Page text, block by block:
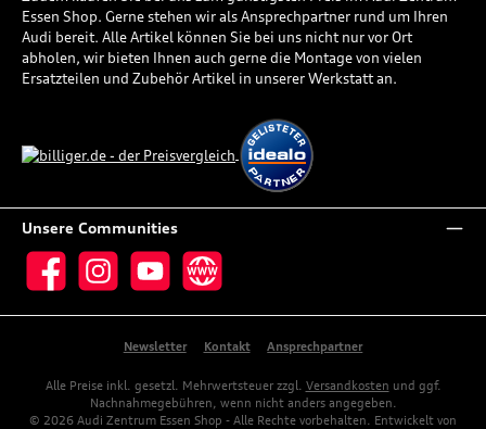
Essen Shop. Gerne stehen wir als Ansprechpartner rund um Ihren
Audi bereit. Alle Artikel können Sie bei uns nicht nur vor Ort
abholen, wir bieten Ihnen auch gerne die Montage von vielen
Ersatzteilen und Zubehör Artikel in unserer Werkstatt an.
Unsere Communities
Facebook InstagramYouTube Website
Newsletter Kontakt Ansprechpartner
Alle Preise inkl. gesetzl. Mehrwertsteuer zzgl. Versandkosten und ggf.
Nachnahmegebühren, wenn nicht anders angegeben.
© 2026 Audi Zentrum Essen Shop - Alle Rechte vorbehalten. Entwickelt von